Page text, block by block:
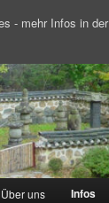
Über uns Infos
- mehr Infos in der